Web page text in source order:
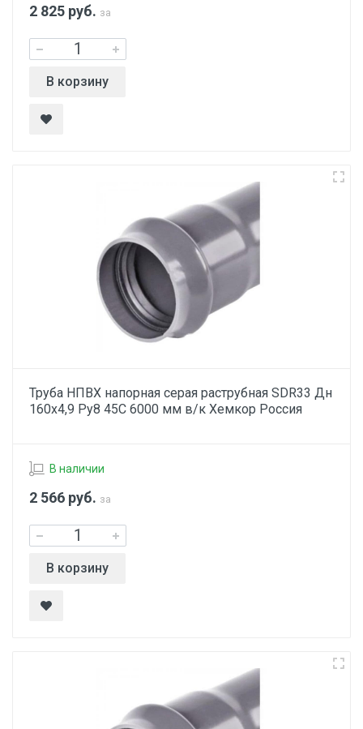
2 825 руб. за
В корзину
Труба НПВХ напорная серая раструбная SDR33 Дн
160х4,9 Ру8 45С 6000 мм в/к Хемкор Россия
В наличии
2 566 руб. за
В корзину